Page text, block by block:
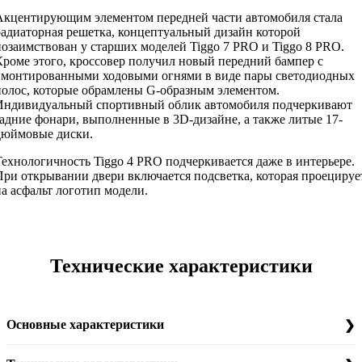
элементом передней части автомобиля стала
решетка, концептуальный дизайн которой
у старших моделей Tiggo 7 PRO и Tiggo 8 PRO.
этого, кроссовер получил новый передний бампер с
ходовыми огнями в виде пары светодиодных
которые обрамлены G-образным элементом.
спортивный облик автомобиля подчеркивают
фонари, выполненные в 3D-дизайне, а также литые 17-
диски.
Tiggo 4 PRO подчеркивается даже в интерьере.
открывании двери включается подсветка, которая
асфальт логотип модели.
Технические характеристики
Основные характеристики